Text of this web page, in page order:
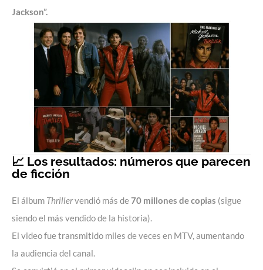
Jackson”.
📈 Los resultados: números que parecen
de ficción
El álbum Thrillervendió más de70 millones de copias (sigue
siendo el más vendido de la historia).
El video fue transmitido miles de veces en MTV, aumentando
la audiencia del canal.